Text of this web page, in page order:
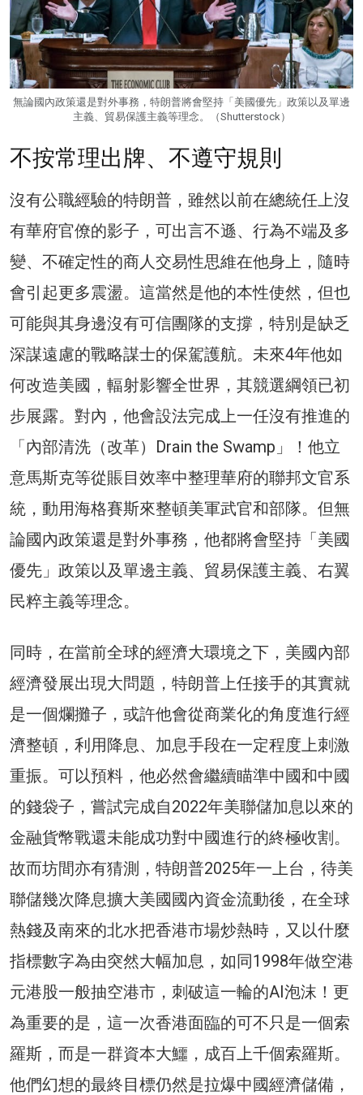
無論國內政策還是對外事務，特朗普將會堅持「美國優先」政策以及單邊
主義、貿易保護主義等理念。（Shutterstock）
不按常理出牌、不遵守規則
沒有公職經驗的特朗普，雖然以前在總統任上沒
有華府官僚的影子，可出言不遜、行為不端及多
變、不確定性的商人交易性思維在他身上，隨時
會引起更多震盪。這當然是他的本性使然，但也
可能與其身邊沒有可信團隊的支撐，特別是缺乏
深謀遠慮的戰略謀士的保駕護航。未來4年他如
何改造美國，輻射影響全世界，其競選綱領已初
步展露。對內，他會設法完成上一任沒有推進的
「內部清洗（改革）Drain the Swamp」！他立
意馬斯克等從賬目效率中整理華府的聯邦文官系
統，動用海格賽斯來整頓美軍武官和部隊。但無
論國內政策還是對外事務，他都將會堅持「美國
優先」政策以及單邊主義、貿易保護主義、右翼
民粹主義等理念。
同時，在當前全球的經濟大環境之下，美國內部
經濟發展出現大問題，特朗普上任接手的其實就
是一個爛攤子，或許他會從商業化的角度進行經
濟整頓，利用降息、加息手段在一定程度上刺激
重振。可以預料，他必然會繼續瞄準中國和中國
的錢袋子，嘗試完成自2022年美聯儲加息以來的
金融貨幣戰還未能成功對中國進行的終極收割。
故而坊間亦有猜測，特朗普2025年一上台，待美
聯儲幾次降息擴大美國國內資金流動後，在全球
熱錢及南來的北水把香港市場炒熱時，又以什麼
指標數字為由突然大幅加息，如同1998年做空港
元港股一般抽空港市，刺破這一輪的AI泡沫！更
為重要的是，這一次香港面臨的可不只是一個索
羅斯，而是一群資本大鱷，成百上千個索羅斯。
他們幻想的最終目標仍然是拉爆中國經濟儲備，